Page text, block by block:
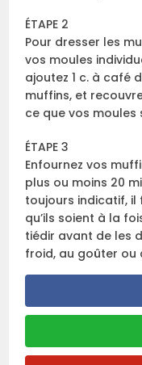
ÉTAPE 2
Pour dresser les
vos moules
ajoutez 1 c. à café
muffins, et
ce que vos moules
ÉTAPE 3
Enfournez vos
plus ou moins 20
toujours indicatif,
qu’ils soient à la
tiédir avant de les
froid, au goûter ou